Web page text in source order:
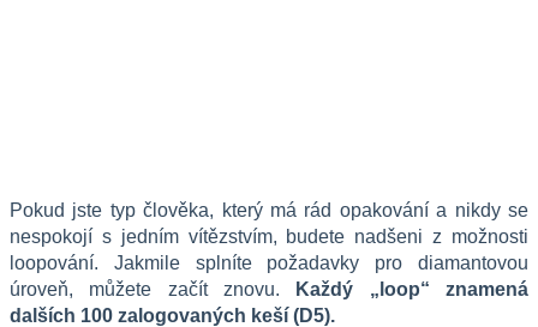
Pokud jste typ člověka, který má rád opakování a nikdy se
nespokojí s jedním vítězstvím, budete nadšeni z možnosti
loopování. Jakmile splníte požadavky pro diamantovou
úroveň, můžete začít znovu.
Každý „loop“ znamená
dalších 100 zalogovaných keší (D5).